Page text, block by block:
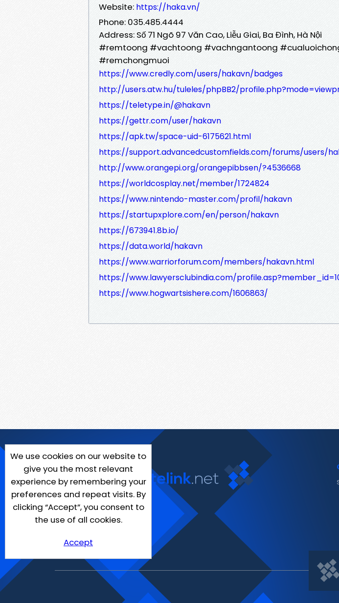
Website: https://haka.vn/
Phone: 035.485.4444
Address: Số 71 Ngõ 97 Văn Cao, Liễu Giai, Ba Đình, Hà Nội
#remtoong #vachtoong #vachngantoong
#remchongmuoi
https://www.credly.com/users/hakavn/badges
http://users.atw.hu/tuleles/phpBB2/
https://teletype.in/@hakavn
https://gettr.com/user/hakavn
https://apk.tw/space-uid-6175621.html
https://support.advancedcustomfields.com/forums/users/
http://www.orangepi.org/orangepibbsen/?4536668
https://worldcosplay.net/member/1724824
https://www.nintendo-master.com/profil/hakavn
https://startupxplore.com/en/person/hakavn
https://673941.8b.io/
https://data.world/hakavn
https://www.warriorforum.com/members/hakavn.html
https://www.lawyersclubindia.com/
https://www.hogwartsishere.com/1606863/
We use cookies on our website to
give you the most relevant
experience by remembering your
preferences and repeat visits. By
clicking “Accept”, you consent to
the use of all cookies.
Accept